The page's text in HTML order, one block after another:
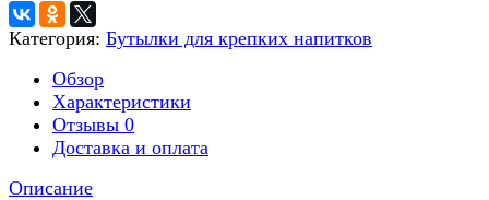
Категория: Бутылки для крепких напитков
Обзор
Характеристики
Отзывы 0
Доставка и оплата
Описание